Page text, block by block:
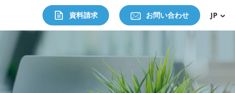
JP
資料請求 お問い合わせ